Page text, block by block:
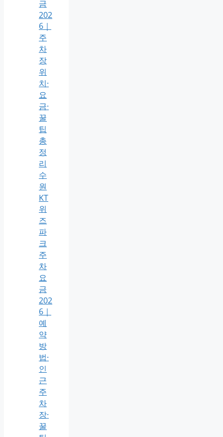
금
202
6｜
주
차
장
위
치·
요
금·
꿀
팁
총
정
리
수
원
KT
위
즈
파
크
주
차
요
금
202
6｜
예
약
방
법·
인
근
주
차
장·
꿀